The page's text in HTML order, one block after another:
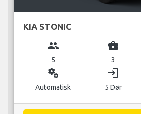
KIA STONIC
group
5
business_center
3
miscellaneous_services
Automatisk
login
5 Dør